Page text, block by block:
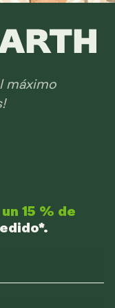
máximo
un 15 % de